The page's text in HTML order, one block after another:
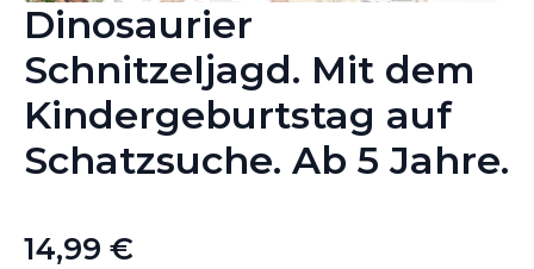
Dinosaurier
Schnitzeljagd. Mit dem
Kindergeburtstag auf
Schatzsuche. Ab 5 Jahre.
14,99 €